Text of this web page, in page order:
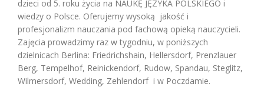
dzieci od 5. roku życia na NAUKĘ JĘZYKA POLSKIEGO i
wiedzy o Polsce. Oferujemy wysoką jakość i
profesjonalizm nauczania pod fachową opieką nauczycieli.
Zajęcia prowadzimy raz w tygodniu, w poniższych
dzielnicach Berlina: Friedrichshain, Hellersdorf, Prenzlauer
Berg, Tempelhof, Reinickendorf, Rudow, Spandau, Steglitz,
Wilmersdorf, Wedding, Zehlendorf i w Poczdamie.